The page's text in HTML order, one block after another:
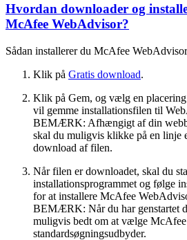
Hvordan downloader og
McAfee WebAdvisor?
Sådan installerer du McAfee
Klik på Gratis download.
Klik på Gem, og vælg en
vil gemme installationsfilen til
BEMÆRK: Afhængigt af din
skal du muligvis klikke på en linje
download af filen.
Når filen er downloadet, skal du
installationsprogrammet og følge
for at installere McAfee
BEMÆRK: Når du har genstartet
muligvis bedt om at vælge McAfee
standardsøgningsudbyder.